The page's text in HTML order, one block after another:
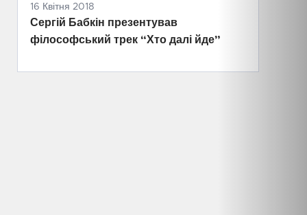
16 Квітня 2018
Сергій Бабкін презентував
філософський трек “Хто далі йде”